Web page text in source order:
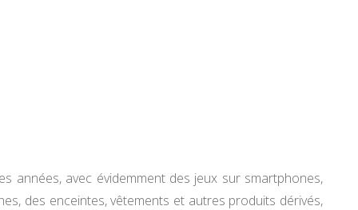
années, avec évidemment des jeux sur smartphones,
des enceintes, vêtements et autres produits dérivés,